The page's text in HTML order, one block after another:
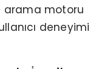
arama motoru
deneyimi